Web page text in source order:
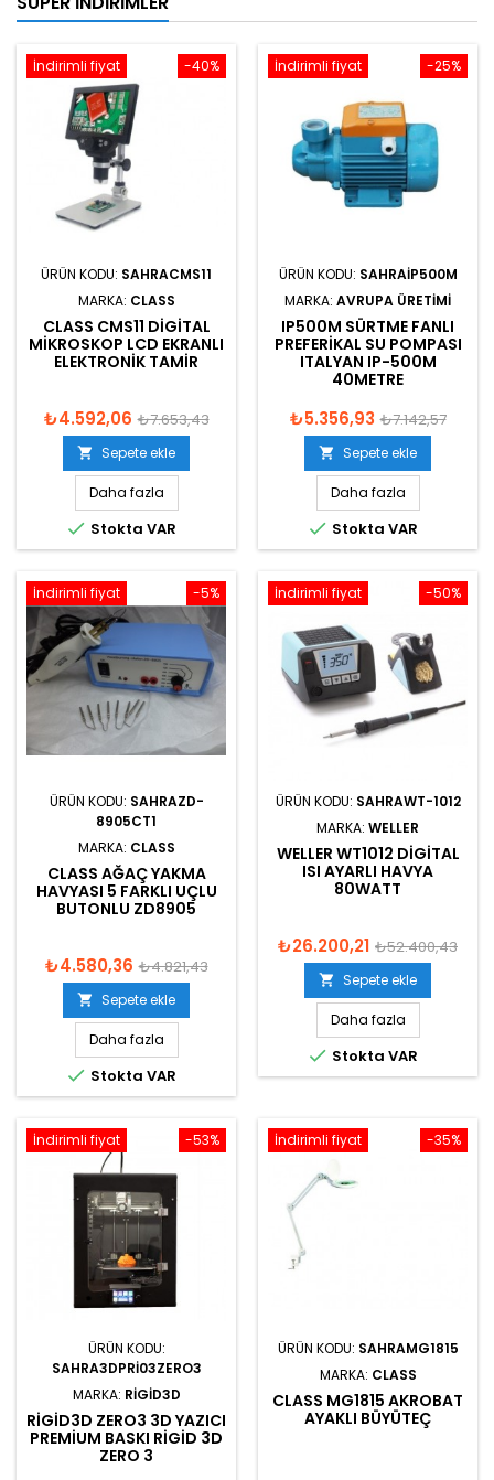
-40%
İndirimli fiyat
ÜRÜN KODU: SAHRACMS11
MARKA: CLASS
CLASS CMS11 DIGITAL
MIKROSKOP LCD EKRANLI
ELEKTRONIK TAMIR
₺4.592,06 ₺7.653,43
 Sepete ekle
Daha fazla
 Stokta VAR
-25%
İndirimli fiyat
ÜRÜN KODU: SAHRAIP500M
MARKA: AVRUPA ÜRETIMI
IP500M SÜRTME FANLI
PREFERIKAL SU POMPASI
ITALYAN IP-500M
40METRE
₺5.356,93 ₺7.142,57
 Sepete ekle
Daha fazla
 Stokta VAR
-5%
İndirimli fiyat
ÜRÜN KODU: SAHRAZD-
8905CT1
MARKA: CLASS
CLASS AĞAÇ YAKMA
HAVYASI 5 FARKLI UÇLU
BUTONLU ZD8905
₺4.580,36 ₺4.821,43
 Sepete ekle
Daha fazla
 Stokta VAR
-50%
İndirimli fiyat
ÜRÜN KODU: SAHRAWT-1012
MARKA: WELLER
WELLER WT1012 DIGITAL
ISI AYARLI HAVYA
80WATT
₺26.200,21 ₺52.400,43
 Sepete ekle
Daha fazla
 Stokta VAR
-53%
İndirimli fiyat
ÜRÜN KODU:
SAHRA3DPRI03ZERO3
MARKA: RIGID3D
RIGID3D ZERO3 3D YAZICI
PREMIUM BASKI RIGID 3D
ZERO 3
-35%
İndirimli fiyat
ÜRÜN KODU: SAHRAMG1815
MARKA: CLASS
CLASS MG1815 AKROBAT
AYAKLI BÜYÜTEÇ